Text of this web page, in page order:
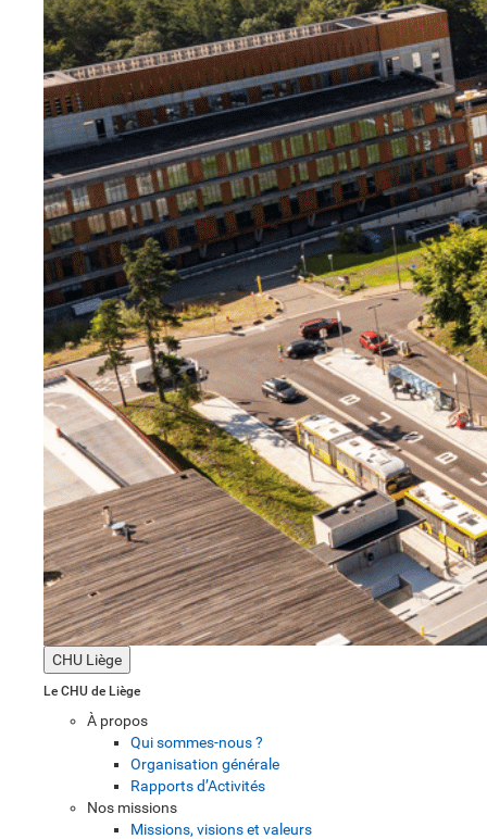
CHU Liège
Le CHU de Liège
À propos
Qui sommes-nous ?
Organisation générale
Rapports d’Activités
Nos missions
Missions, visions et valeurs